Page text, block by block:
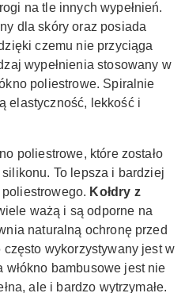
na tle innych wypełnień.
dla skóry oraz posiada
czemu nie przyciąga
wypełnienia stosowany w
poliestrowe. Spiralnie
elastyczność, lekkość i
poliestrowe, które zostało
To lepsza i bardziej
poliestrowego. Kołdry z
ważą i są odporne na
naturalną ochronę przed
wykorzystywany jest w
włókno bambusowe jest nie
ale i bardzo wytrzymałe.